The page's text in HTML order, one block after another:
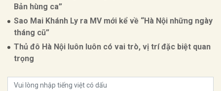
Bản hùng ca”
Sao Mai Khánh Ly ra MV mới kể về “Hà Nội những ngày
tháng cũ”
Thủ đô Hà Nội luôn luôn có vai trò, vị trí đặc biệt quan
trọng